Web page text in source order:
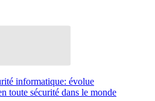
informatique: évolue
toute sécurité dans le monde